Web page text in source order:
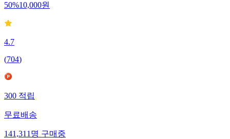
50%10,000원
4.7
(704)
300 적립
무료배송
141,311 명 구매중